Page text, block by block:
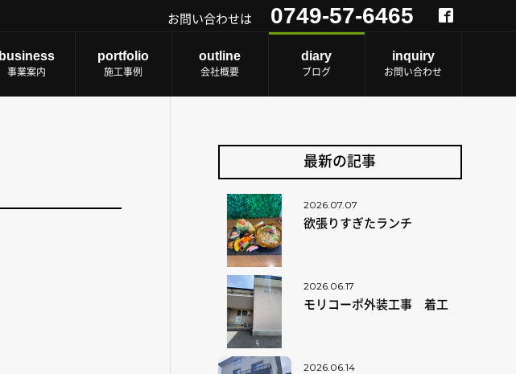
お問い合わせは 0749-57-6465
business
事業案内
portfolio
施工事例
outline
会社概要
diary
ブログ
inquiry
お問い合わせ
最新の記事
2026.07.07
欲張りすぎたランチ
2026.06.17
モリコーポ外装工事 着工
2026.06.14